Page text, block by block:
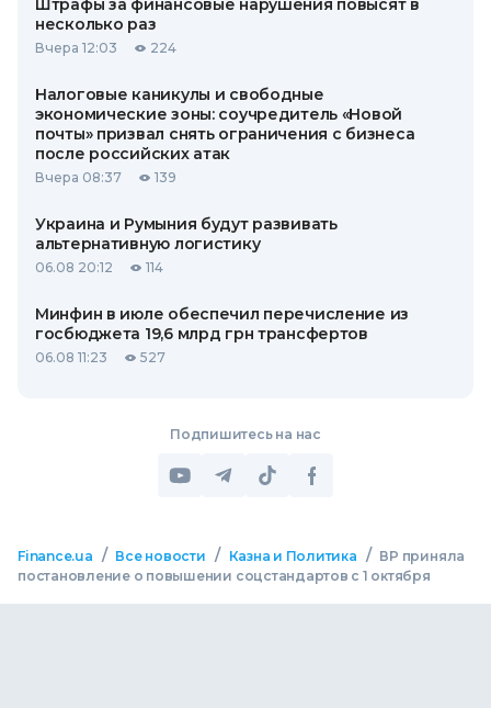
Штрафы за финансовые нарушения повысят в
несколько раз
Вчера 12:03 224
Налоговые каникулы и свободные
экономические зоны: соучредитель «Новой
почты» призвал снять ограничения с бизнеса
после российских атак
Вчера 08:37 139
Украина и Румыния будут развивать
альтернативную логистику
06.08 20:12 114
Минфин в июле обеспечил перечисление из
госбюджета 19,6 млрд грн трансфертов
06.08 11:23 527
Подпишитесь на нас
Finance.ua / Все новости / Казна и Политика / ВР приняла
постановление о повышении соцстандартов с 1 октября